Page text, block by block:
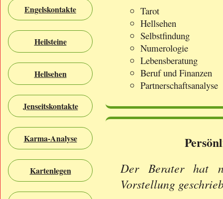
Engelskontakte
Heilsteine
Hellsehen
Jenseitskontakte
Karma-Analyse
Kartenlegen
Tarot
Hellsehen
Selbstfindung
Numerologie
Lebensberatung
Beruf und Finanzen
Partnerschaftsanalyse
Der Berater hat
Vorstellung